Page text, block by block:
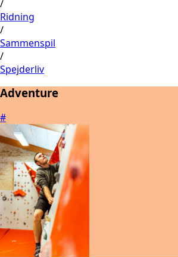
/
Ridning
/
Sammenspil
/
Spejderliv
Adventure
#